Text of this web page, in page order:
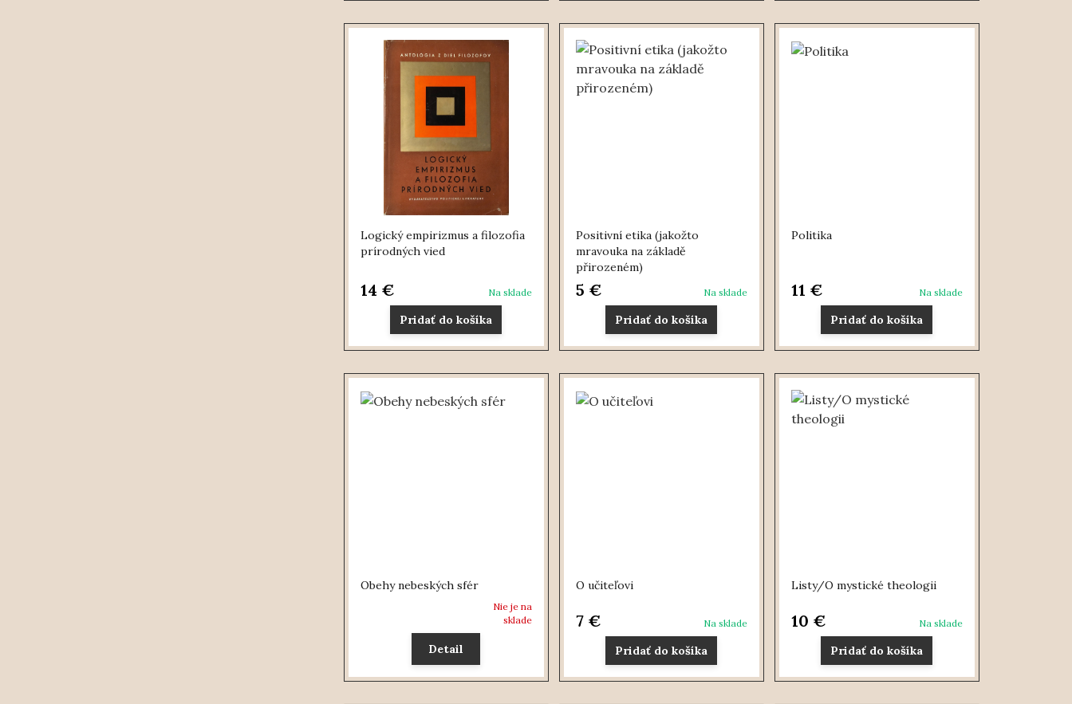
Logický empirizmus a filozofia
prírodných vied
14 € Na sklade
Pridať do košíka
Positivní etika (jakožto
mravouka na základě
přirozeném)
5 € Na sklade
Pridať do košíka
Politika
11 € Na sklade
Pridať do košíka
Obehy nebeských sfér
Nie je na
sklade
Detail
O učiteľovi
7 € Na sklade
Pridať do košíka
Listy/O mystické theologii
10 € Na sklade
Pridať do košíka